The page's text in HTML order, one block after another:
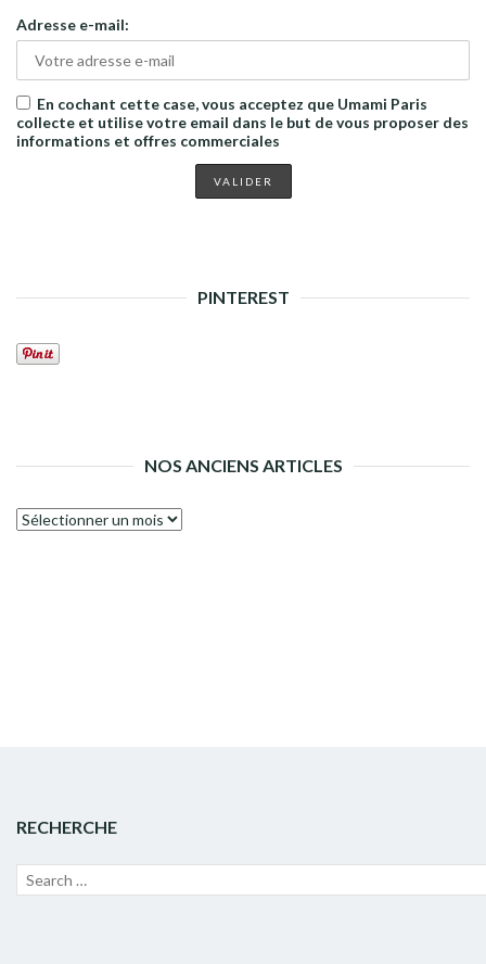
Adresse e-mail:
En cochant cette case, vous acceptez que Umami Paris
collecte et utilise votre email dans le but de vous proposer des
informations et offres commerciales
PINTEREST
NOS ANCIENS ARTICLES
Nos
RECHERCHE
Recherche